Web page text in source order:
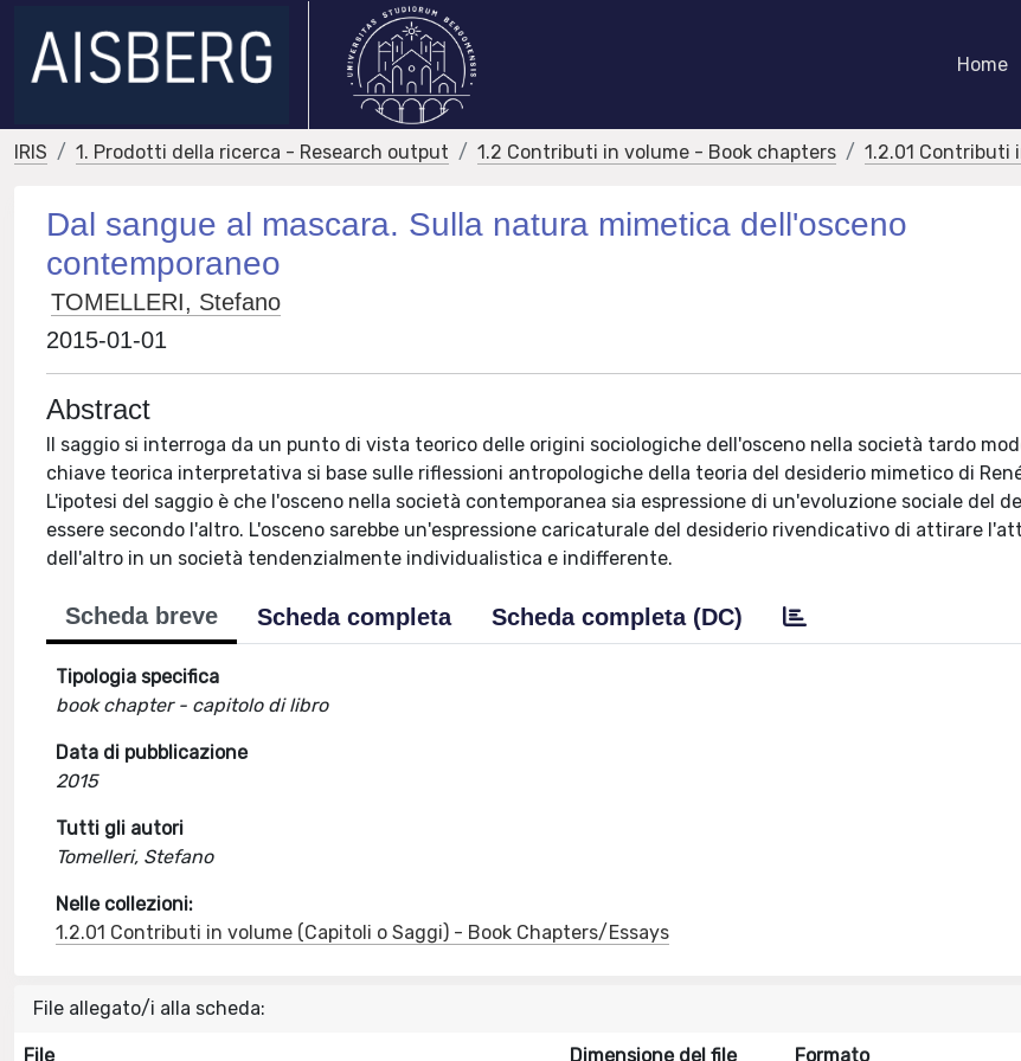
Home
IRIS 1. Prodotti della ricerca - Research output 1.2 Contributi in volume - Book chapters 1.2.01 Contributi
Dal sangue al mascara. Sulla natura mimetica dell'osceno
contemporaneo
TOMELLERI, Stefano
2015-01-01
Abstract
Il saggio si interroga da un punto di vista teorico delle origini sociologiche dell'osceno nella società tardo
chiave teorica interpretativa si base sulle riflessioni antropologiche della teoria del desiderio mimetico di
L'ipotesi del saggio è che l'osceno nella società contemporanea sia espressione di un'evoluzione sociale del
essere secondo l'altro. L'osceno sarebbe un'espressione caricaturale del desiderio rivendicativo di attirare
dell'altro in un società tendenzialmente individualistica e indifferente.
Scheda breve Scheda completa Scheda completa (DC)
Tipologia specifica
book chapter - capitolo di libro
Data di pubblicazione
2015
Tutti gli autori
Tomelleri, Stefano
Nelle collezioni:
1.2.01 Contributi in volume (Capitoli o Saggi) - Book Chapters/Essays
File allegato/i alla scheda:
File Dimensione del file Formato